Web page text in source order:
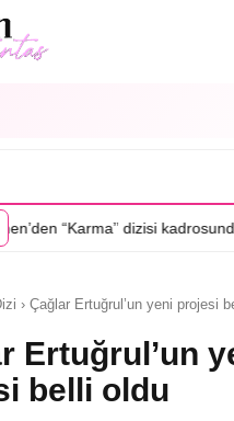
kadrosunda•“Güldür Güldür
› Çağlar Ertuğrul’un yeni projesi
Ertuğrul’un
belli oldu